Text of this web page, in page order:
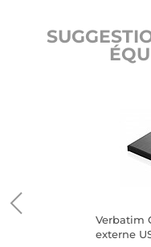
Verbatim
externe